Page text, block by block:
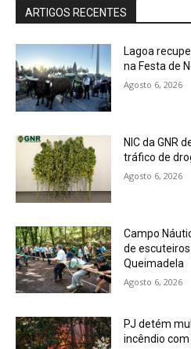
ARTIGOS RECENTES
Lagoa
na Festa de
Agosto 6, 2026
NIC da GNR
tráfico de
Agosto 6, 2026
Campo
de
Queimadela
Agosto 6, 2026
PJ detém
incêndio